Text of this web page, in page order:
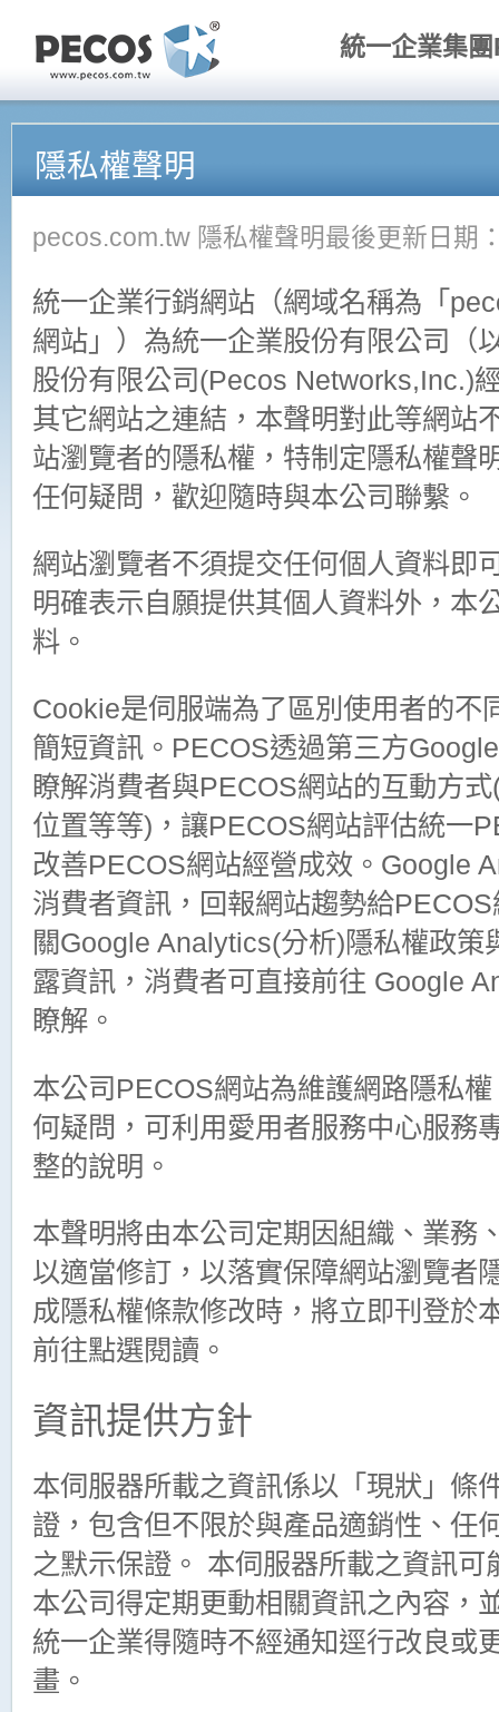
統一企業集
隱私權聲明
pecos.com.tw 隱私權聲明最後更新日期
統一企業行銷網站（網域名稱為「
網站」）為統一企業股份有限公司（
股份有限公司(Pecos Networks,Inc.)
其它網站之連結，本聲明對此等網站
站瀏覽者的隱私權，特制定隱私權聲
任何疑問，歡迎隨時與本公司聯繫。
網站瀏覽者不須提交任何個人資料即
明確表示自願提供其個人資料外，本
料。
Cookie是伺服端為了區別使用者的不
簡短資訊。PECOS透過第三方
瞭解消費者與PECOS網站的互動方
位置等等)，讓PECOS網站評估統一
改善PECOS網站經營成效。Google
消費者資訊，回報網站趨勢給
關Google Analytics(分析)隱私權政
露資訊，消費者可直接前往 Google
瞭解。
本公司PECOS網站為維護網路隱私
何疑問，可利用愛用者服務中心服務
整的說明。
本聲明將由本公司定期因組織、業務
以適當修訂，以落實保障網站瀏覽者
成隱私權條款修改時，將立即刊登於
前往點選閱讀。
資訊提供方針
本伺服器所載之資訊係以「現狀」條
證，包含但不限於與產品適銷性、任
之默示保證。 本伺服器所載之資訊
本公司得定期更動相關資訊之內容，
統一企業得隨時不經通知逕行改良或
畫。